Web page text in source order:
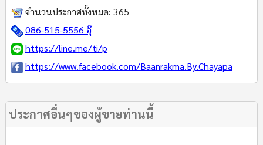
จำนวนประกาศทั้งหมด: 365
086-515-5556 อุ๊
https://line.me/ti/p
https://www.facebook.com/Baanrakma.By.Chayapa
ประกาศอื่นๆของผู้ขายท่านนี้